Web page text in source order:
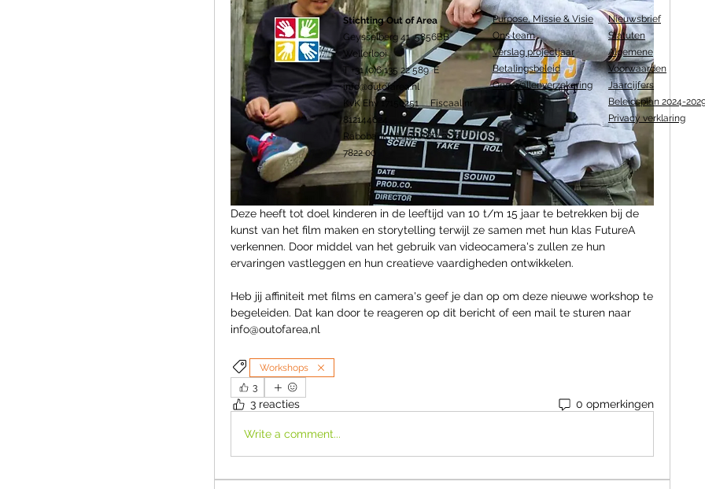
Deze heeft tot doel kinderen in de leeftijd van 10 t/m 15 jaar te betrekken bij de
kunst van het film maken en storytelling terwijl ze samen met hun klas FutureA
verkennen. Door middel van het gebruik van videocamera's zullen ze hun
ervaringen vastleggen en hun creatieve vaardigheden ontwikkelen.
Heb jij affiniteit met films en camera's geef je dan op om deze nieuwe workshop te
begeleiden. Dat kan door te reageren op dit bericht of een mail te sturen naar
info@outofarea,nl
Workshops
3
3 reacties 0 opmerkingen
Write a comment...
Stichting Out of Area
Geysselberg 41 5856BB
Wellerlooi
T +31 (0)6 135 22 589 E
info@outofarea.nl
KvK Ehv 17150251 Fiscaal nr
812144624
Rabobank NL48RABO 0132
7822 00
Purpose, Missie & Visie
Ons team
Verslag projectjaar
Betalingsbeleid
Ongevallenverzekering
Nieuwsbrief
Statuten
Algemene
Voorwaarden
Jaarcijfers
Beleidsplan 2024-
Privacy verklaring